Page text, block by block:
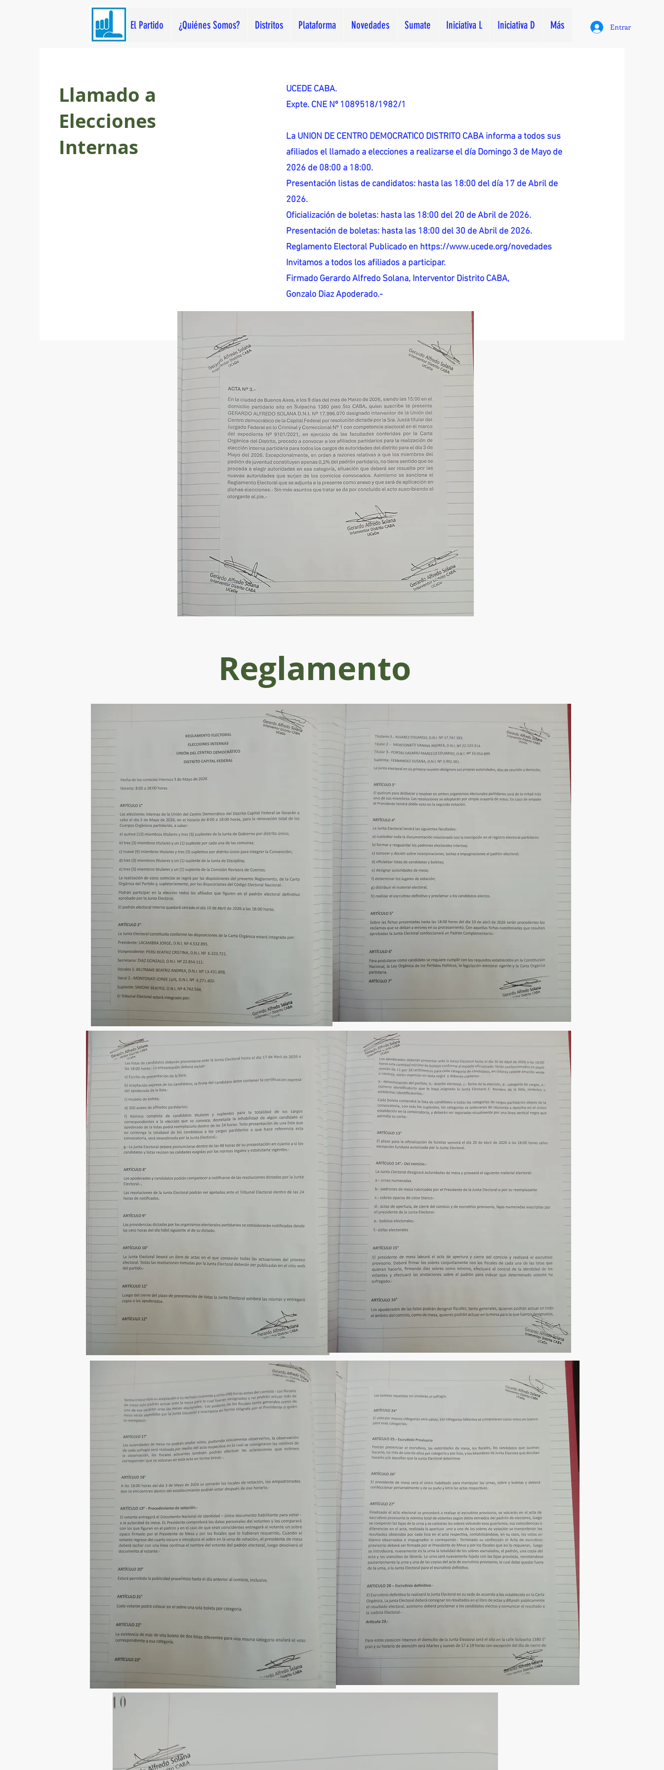
El Partido ¿Quiénes Somos? Distritos Plataforma Novedades Sumate Iniciativa L Iniciativa D Más Entrar
Llamado a
Elecciones
Internas
UCEDE CABA.
Expte. CNE Nº 1089518/1982/1
La UNION DE CENTRO DEMOCRATICO DISTRITO CABA informa a todos sus
afiliados el llamado a elecciones a realizarse el día Domingo 3 de Mayo de
2026 de 08:00 a 18:00.
Presentación listas de candidatos: hasta las 18:00 del día 17 de Abril de
2026.
Oficialización de boletas: hasta las 18:00 del 20 de Abril de 2026.
Presentación de boletas: hasta las 18:00 del 30 de Abril de 2026.
Reglamento Electoral Publicado en https://www.ucede.org/novedades
Invitamos a todos los afiliados a participar.
Firmado Gerardo Alfredo Solana, Interventor Distrito CABA,
Gonzalo Diaz Apoderado.-
Reglamento